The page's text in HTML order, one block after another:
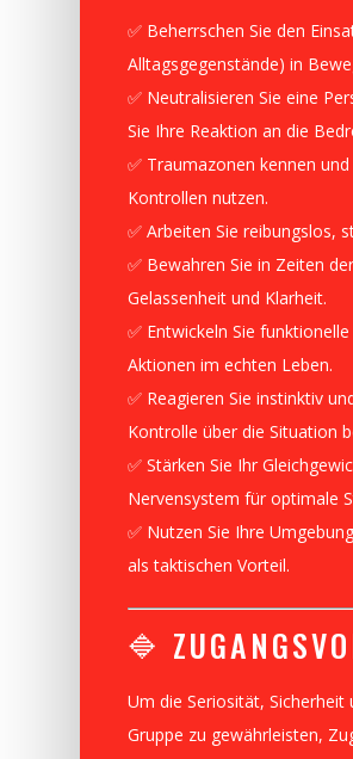
✅ Beherrschen Sie den
Alltagsgegenstände) in
✅ Neutralisieren Sie eine
Sie Ihre Reaktion an die
✅ Traumazonen kennen
Kontrollen nutzen.
✅ Arbeiten Sie reibungslos,
✅ Bewahren Sie in Zeiten
Gelassenheit und Klarheit.
✅ Entwickeln Sie
Aktionen im echten Leben.
✅ Reagieren Sie instinktiv
Kontrolle über die Situation
✅ Stärken Sie Ihr
Nervensystem für optimale
✅ Nutzen Sie Ihre
als taktischen Vorteil.
🔷
Um die Seriosität,
Gruppe zu gewährleisten,